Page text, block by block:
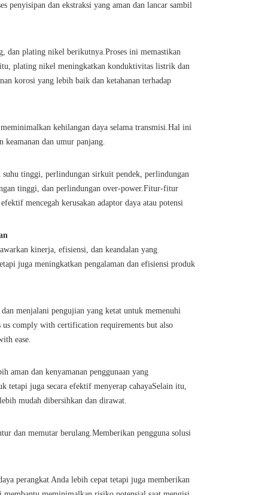
penyisipan dan ekstraksi yang aman dan lancar sambil
dan plating nikel berikutnya.Proses ini memastikan
plating nikel meningkatkan konduktivitas listrik dan
korosi yang lebih baik dan ketahanan terhadap
kehilangan daya selama transmisi.Hal ini
keamanan dan umur panjang.
tinggi, perlindungan sirkuit pendek, perlindungan
tinggi, dan perlindungan over-power.Fitur-fitur
mencegah kerusakan adaptor daya atau potensi
kinerja, efisiensi, dan keandalan yang
juga meningkatkan pengalaman dan efisiensi produk
menjalani pengujian yang ketat untuk memenuhi
us comply with certification requirements but also
ease.
aman dan kenyamanan penggunaan yang
tetapi juga secara efektif menyerap cahayaSelain itu,
mudah dibersihkan dan dirawat.
dan memutar berulang.Memberikan pengguna solusi
perangkat Anda lebih cepat tetapi juga memberikan